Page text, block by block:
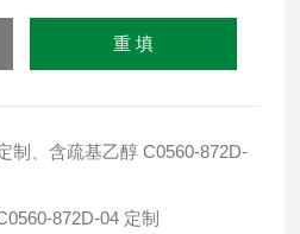
制、含疏基乙醇 C0560-872D-
872D-04 定制